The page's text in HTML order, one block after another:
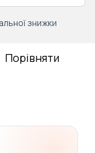
знижки
Порівняти